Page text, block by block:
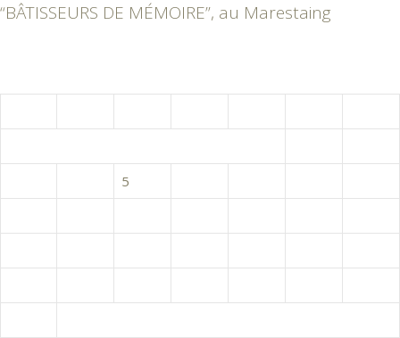
“BÂTISSEURS DE MÉMOIRE”, au Marestaing
5